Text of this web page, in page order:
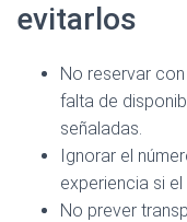
evitarlos
No reservar
falta de
señaladas.
Ignorar el
experiencia si
No prever